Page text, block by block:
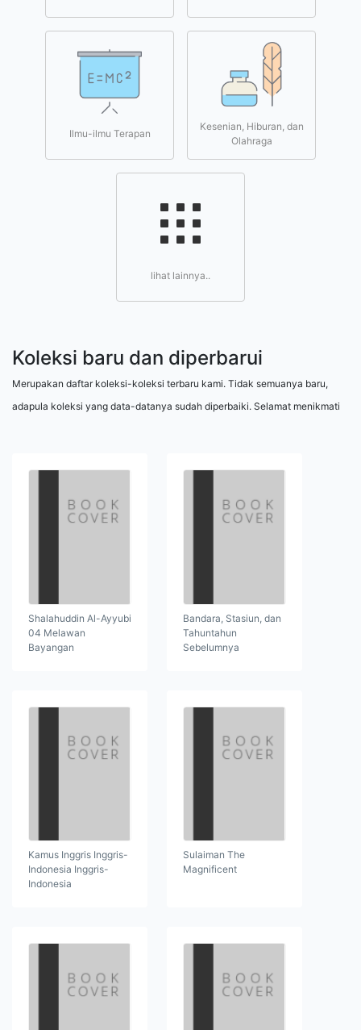
Ilmu-ilmu Terapan
Kesenian, Hiburan, dan
Olahraga
lihat lainnya..
Koleksi baru dan diperbarui
Merupakan daftar koleksi-koleksi terbaru kami. Tidak semuanya baru,
adapula koleksi yang data-datanya sudah diperbaiki. Selamat menikmati
Shalahuddin Al-Ayyubi
04 Melawan
Bayangan
Bandara, Stasiun, dan
Tahuntahun
Sebelumnya
Kamus Inggris Inggris-
Indonesia Inggris-
Indonesia
Sulaiman The
Magnificent